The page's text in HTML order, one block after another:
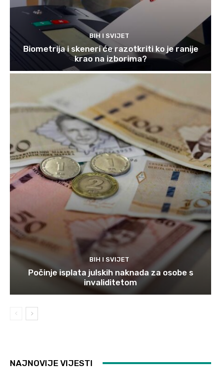
BIH I SVIJET
Biometrija i skeneri će razotkriti ko je ranije
krao na izborima?
BIH I SVIJET
Počinje isplata julskih naknada za osobe s
invaliditetom
NAJNOVIJE VIJESTI